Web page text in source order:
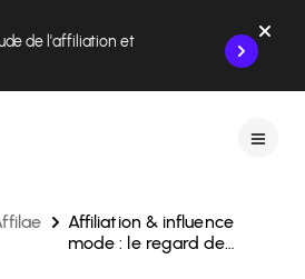
de l'affiliation et
Affiliation & influence
mode : le regard de